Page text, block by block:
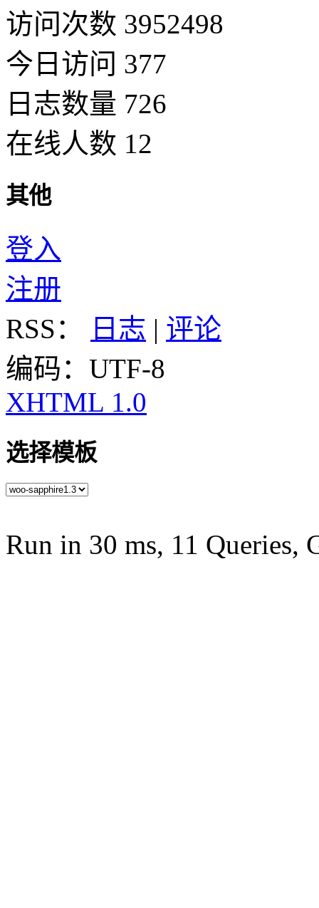
访问次数 3952498
今日访问 377
日志数量 726
在线人数 12
其他
登入
注册
RSS：
日志 | 评论
编码：UTF-8
XHTML 1.0
选择模板
Run in 30 ms, 11 Queries,